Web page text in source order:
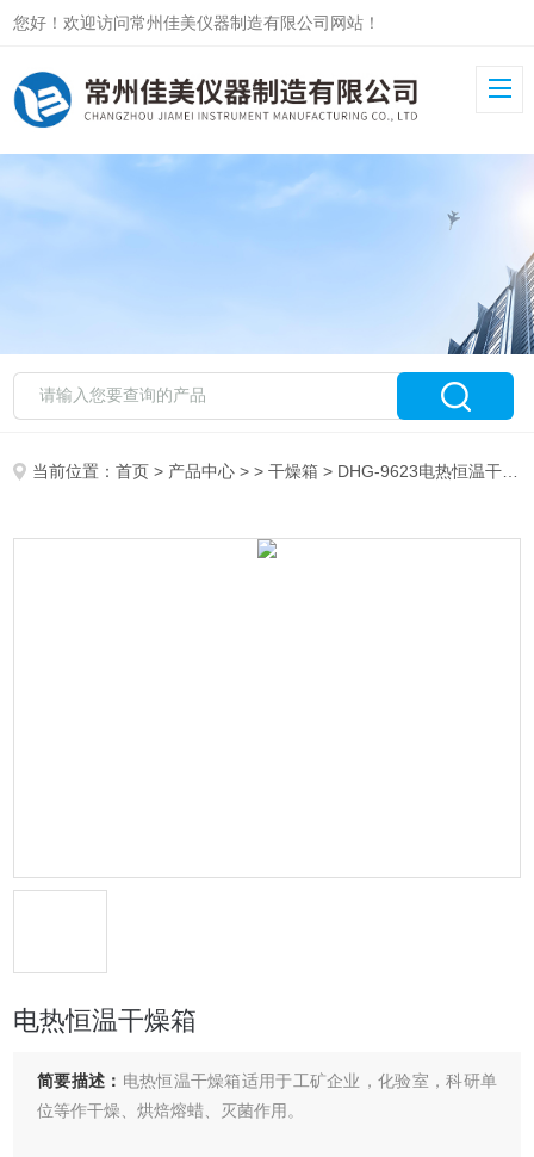
您好！欢迎访问常州佳美仪器制造有限公司网站！
当前位置：首页 > 产品中心 > >干燥箱 > DHG-9623电热恒温干燥箱
电热恒温干燥箱
简要描述： 电热恒温干燥箱适用于工矿企业，化验室，科研单
位等作干燥、烘焙熔蜡、灭菌作用。